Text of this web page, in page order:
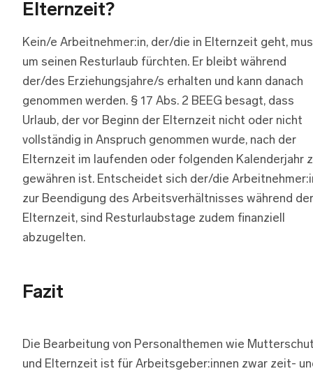
Elternzeit?
Kein/e Arbeitnehmer:in, der/die in Elternzeit geht,
um seinen Resturlaub fürchten. Er bleibt während
der/des Erziehungsjahre/s erhalten und kann danach
genommen werden. § 17 Abs. 2 BEEG besagt, dass
Urlaub, der vor Beginn der Elternzeit nicht oder nicht
vollständig in Anspruch genommen wurde, nach der
Elternzeit im laufenden oder folgenden Kalenderjahr
gewähren ist. Entscheidet sich der/die
zur Beendigung des Arbeitsverhältnisses während der
Elternzeit, sind Resturlaubstage zudem finanziell
abzugelten.
Fazit
Die Bearbeitung von Personalthemen wie
und Elternzeit ist für Arbeitsgeber:innen zwar zeit-